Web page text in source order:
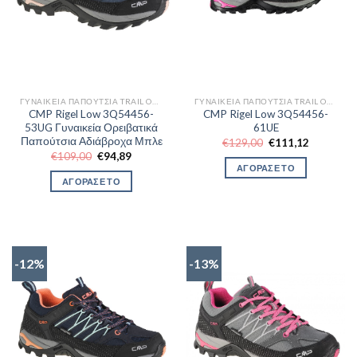
CMP Rigel Low 3Q54456-
53UG Γυναικεία Ορειβατικά
Παπούτσια Αδιάβροχα Μπλε
€109,00 Original
price
was:
€109,00.
€94,89Η
ΑΓΟΡΑΣΕ ΤΟ
CMP Rigel Low 3Q54456-
61UE
€129,00 Original
was:
€129,00.
€111,12
ΑΓΟΡΑΣΕ ΤΟ
-12% -13%